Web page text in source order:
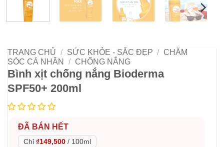
TRANG CHỦ / SỨC KHỎE - SẮC ĐẸP / CHĂM
SÓC CÁ NHÂN
/ CHỐNG NẮNG
Bình xịt chống nắng Bioderma
SPF50+ 200ml
ĐÃ BÁN HẾT
Chỉ ₫149,500 / 100ml